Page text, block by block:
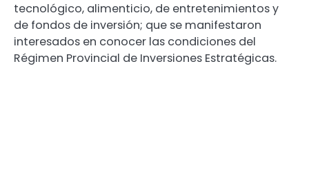
tecnológico, alimenticio, de entretenimientos y
de fondos de inversión; que se manifestaron
interesados en conocer las condiciones del
Régimen Provincial de Inversiones Estratégicas.